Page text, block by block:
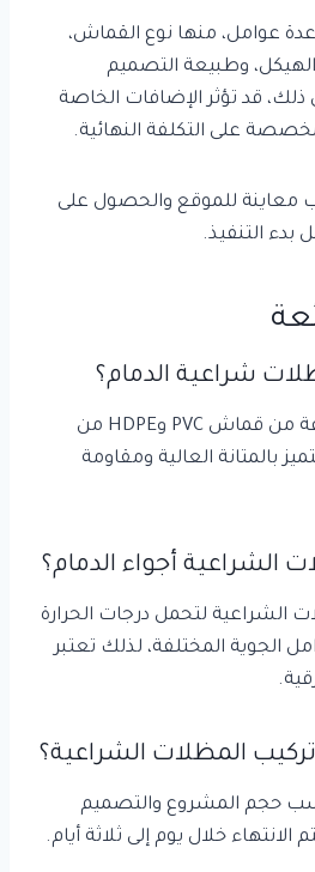
عوامل، منها نوع القماش،
وطبيعة التصميم
ذلك، قد تؤثر الإضافات الخاصة
على التكلفة النهائية.
معاينة للموقع والحصول على
التنفيذ.
شراعية الدمام؟
تعد المظلات المصنوعة من قماش PVC وHDPE من
بالمتانة العالية ومقاومة
الشراعية أجواء الدمام؟
الشراعية لتحمل درجات الحرارة
الجوية المختلفة، لذلك تعتبر
المظلات الشراعية؟
حجم المشروع والتصميم
الانتهاء خلال يوم إلى ثلاثة أيام.